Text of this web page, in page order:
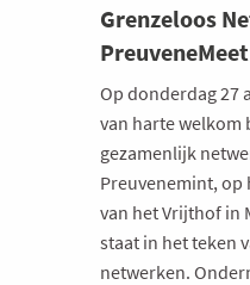
Grenzeloos
PreuveneMeet
Op donderdag 27
van harte welkom
gezamenlijk
Preuvenemint,
van het Vrijthof in
staat in het teken
netwerken.